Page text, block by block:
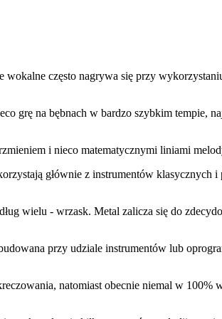
często nagrywa się przy
grę na bębnach w bardzo szybkim tempie,
i nieco matematycznymi liniami
głównie z instrumentów klasycznych i
wielu - wrzask. Metal zalicza się do
przy udziale instrumentów lub
natomiast obecnie niemal w 100%